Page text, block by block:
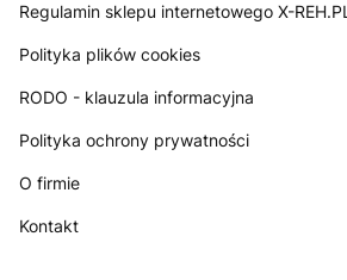
Regulamin sklepu internetowego X-REH.PL
Polityka plików cookies
RODO - klauzula informacyjna
Polityka ochrony prywatności
O firmie
Kontakt